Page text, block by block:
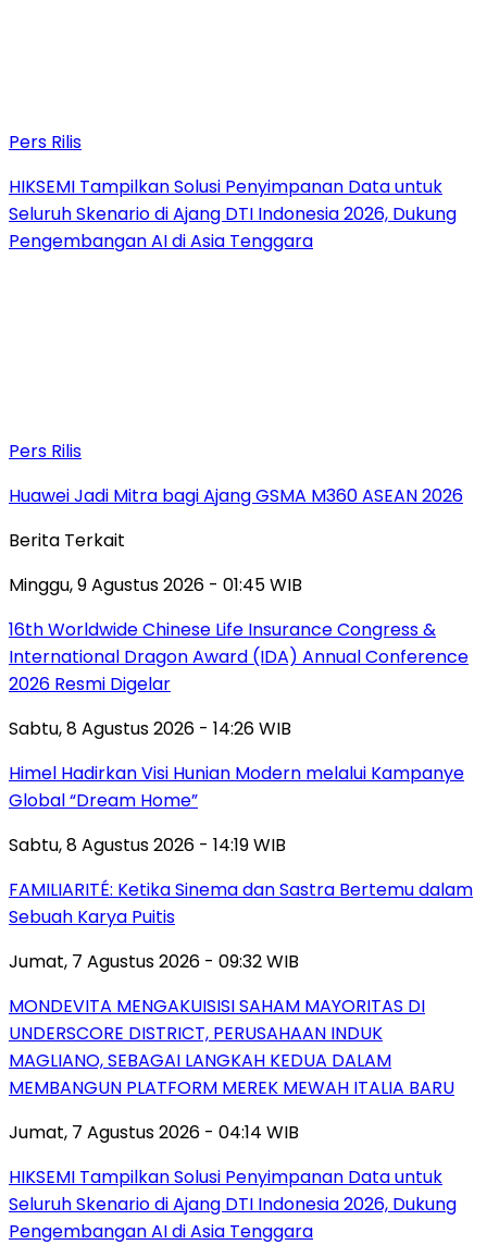
Pers Rilis
HIKSEMI Tampilkan Solusi Penyimpanan Data untuk
Seluruh Skenario di Ajang DTI Indonesia 2026, Dukung
Pengembangan AI di Asia Tenggara
Pers Rilis
Huawei Jadi Mitra bagi Ajang GSMA M360 ASEAN 2026
Berita Terkait
Minggu, 9 Agustus 2026 - 01:45 WIB
16th Worldwide Chinese Life Insurance Congress &
International Dragon Award (IDA) Annual Conference
2026 Resmi Digelar
Sabtu, 8 Agustus 2026 - 14:26 WIB
Himel Hadirkan Visi Hunian Modern melalui Kampanye
Global “Dream Home”
Sabtu, 8 Agustus 2026 - 14:19 WIB
FAMILIARITÉ: Ketika Sinema dan Sastra Bertemu dalam
Sebuah Karya Puitis
Jumat, 7 Agustus 2026 - 09:32 WIB
MONDEVITA MENGAKUISISI SAHAM MAYORITAS DI
UNDERSCORE DISTRICT, PERUSAHAAN INDUK
MAGLIANO, SEBAGAI LANGKAH KEDUA DALAM
MEMBANGUN PLATFORM MEREK MEWAH ITALIA BARU
Jumat, 7 Agustus 2026 - 04:14 WIB
HIKSEMI Tampilkan Solusi Penyimpanan Data untuk
Seluruh Skenario di Ajang DTI Indonesia 2026, Dukung
Pengembangan AI di Asia Tenggara